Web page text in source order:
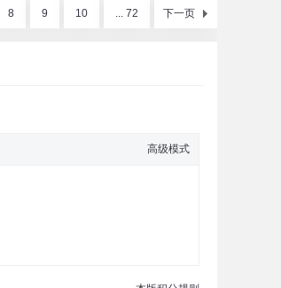
8 9 10 ... 72 下一页
高级模式